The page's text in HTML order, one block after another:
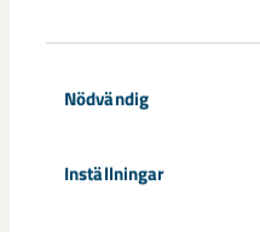
Nödvändig
Inställningar